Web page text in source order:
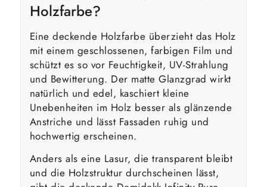
Holzfarbe?
Eine deckende Holzfarbe überzieht das Holz
mit einem geschlossenen, farbigen Film und
schützt es so vor Feuchtigkeit, UV-Strahlung
und Bewitterung. Der matte Glanzgrad wirkt
natürlich und edel, kaschiert kleine
Unebenheiten im Holz besser als glänzende
Anstriche und lässt Fassaden ruhig und
hochwertig erscheinen.
Anders als eine Lasur, die transparent bleibt
und die Holzstruktur durchscheinen lässt,